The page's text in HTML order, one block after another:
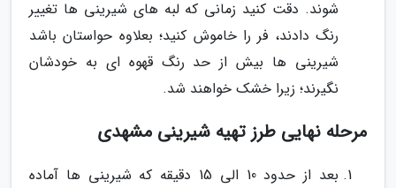
شوند. دقت کنید زمانی که لبه های شیرینی ها تغییر
رنگ دادند، فر را خاموش کنید؛ بعلاوه حواستان باشد
شیرینی ها بیش از حد رنگ قهوه ای به خودشان
نگیرند؛ زیرا خشک خواهند شد.
مرحله نهایی طرز تهیه شیرینی مشهدی
بعد از حدود 10 الی 15 دقیقه که شیرینی ها آماده